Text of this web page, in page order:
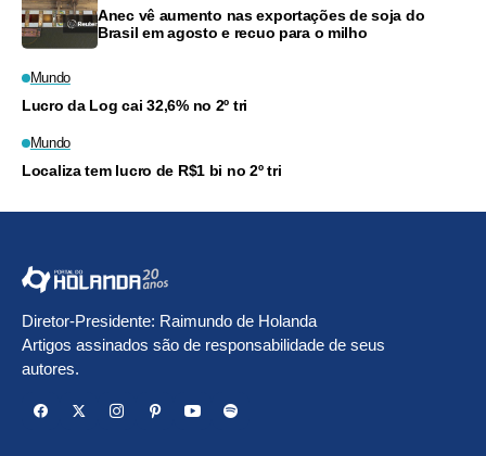
Anec vê aumento nas exportações de soja do
Brasil em agosto e recuo para o milho
Mundo
Lucro da Log cai 32,6% no 2º tri
Mundo
Localiza tem lucro de R$1 bi no 2º tri
Diretor-Presidente: Raimundo de Holanda
Artigos assinados são de responsabilidade de seus
autores.